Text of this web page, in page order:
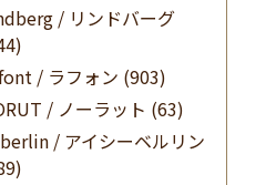
/ リンドバーグ
/ ラフォン (903)
/ ノーラット (63)
/ アイシーベルリン